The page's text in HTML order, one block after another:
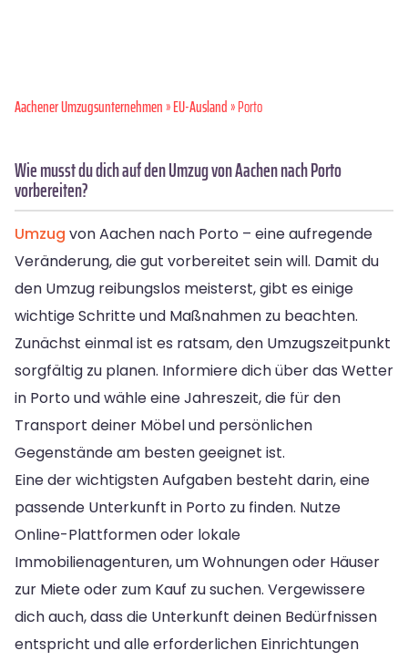
Aachener Umzugsunternehmen»EU-Ausland» Porto
Wie musst du dich auf den Umzug von Aachen nach Porto
vorbereiten?
Umzug von Aachen nach Porto – eine aufregende
Veränderung, die gut vorbereitet sein will. Damit du
den Umzug reibungslos meisterst, gibt es einige
wichtige Schritte und Maßnahmen zu beachten.
Zunächst einmal ist es ratsam, den Umzugszeitpunkt
sorgfältig zu planen. Informiere dich über das Wetter
in Porto und wähle eine Jahreszeit, die für den
Transport deiner Möbel und persönlichen
Gegenstände am besten geeignet ist.
Eine der wichtigsten Aufgaben besteht darin, eine
passende Unterkunft in Porto zu finden. Nutze
Online-Plattformen oder lokale
Immobilienagenturen, um Wohnungen oder Häuser
zur Miete oder zum Kauf zu suchen. Vergewissere
dich auch, dass die Unterkunft deinen Bedürfnissen
entspricht und alle erforderlichen Einrichtungen